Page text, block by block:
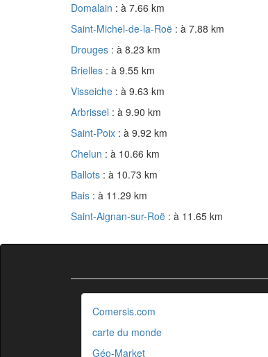
Domalain : à 7.66 km
Saint-Michel-de-la-Roë : à 7.88 km
Drouges : à 8.23 km
Brielles : à 9.55 km
Visseiche : à 9.63 km
Arbrissel : à 9.90 km
Saint-Poix : à 9.92 km
Chelun : à 10.66 km
Ballots : à 10.73 km
Bais : à 11.29 km
Saint-Aignan-sur-Roë : à 11.65 km
Comersis.com
carte du monde
Géo-Market